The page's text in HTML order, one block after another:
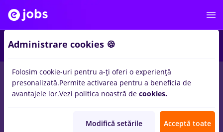
locuri de muncaaltexpentruFara experienta
Administrare cookies 🍪
Folosim cookie-uri pentru a-ți oferi o experiență
presonalizată.Permite activarea pentru a beneficia de
avantajele lor.Vezi politica noastră de cookies.
Modifică setările Acceptă toate